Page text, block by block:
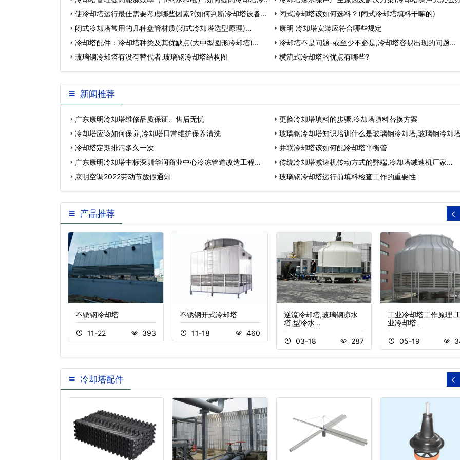
效果…
使冷却塔运行最佳需要考虑哪些因素?(如何判断冷却塔设备好
坏)…
闭式冷却塔该如何选料？(闭式冷却塔填料干嘛的)
闭式冷却塔常用的几种盘管材质(闭式冷却塔选型原理)…
康明 冷却塔安装应符合哪些规定
冷却塔配件：冷却塔种类及其优缺点(大中型圆形冷却塔)…
冷却塔不是问题-或至少不必是,冷却塔容易出现的问题…
玻璃钢冷却塔有没有替代者,玻璃钢冷却塔结构图
横流式冷却塔的优点有哪些?
新闻推荐
广东康明冷却塔维修品质保证、售后无忧
更换冷却塔填料的步骤,冷却塔填料替换方案
冷却塔应该如何保养,冷却塔日常维护保养清洗
玻璃钢冷却塔知识培训什么是玻璃钢冷却塔,玻璃钢冷却
数…
冷却塔定期排污多久一次
并联冷却塔该如何配冷却塔平衡管
广东康明冷却塔中标深圳华润商业中心冷冻管道改造工程…
传统冷却塔减速机传动方式的弊端,冷却塔减速机厂家…
康明空调2022劳动节放假通知
玻璃钢冷却塔运行前填料检查工作的重要性
产品推荐
不锈钢冷却塔
11-22 393
不锈钢开式冷却塔
11-18 460
逆流冷却塔,玻璃钢凉水
塔,型冷水…
03-18 287
工业冷却塔工作原理,
业冷却塔…
05-19
冷却塔配件